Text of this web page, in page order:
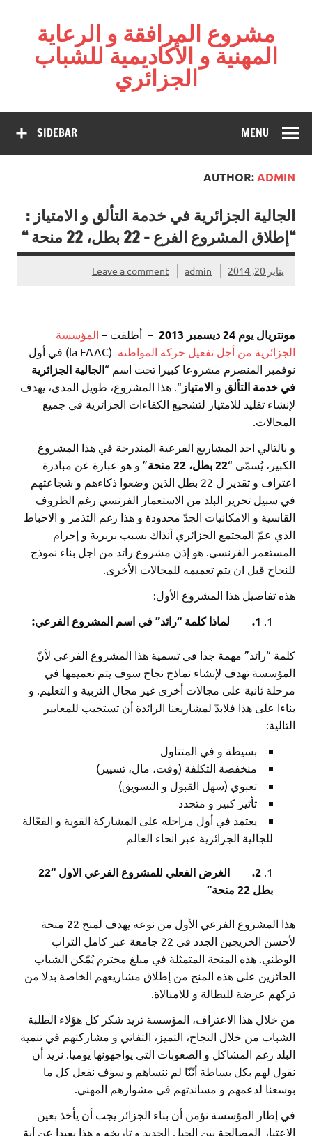
مشروع المرافقة و الرعاية
المهنية و الأكاديمية للشباب
الجزائري
Algérienne pour l'Action Citoyenne
SIDEBAR MENU
AUTHOR:ADMIN
الجالية الجزائرية في خدمة التألق و الامتياز :
“إطلاق المشروع الفرع – 22 بطل، 22 منحة “
يناير 20, 2014 admin
Leave a comment
مونتريال يوم 24ديسمبر 2013 – أطلقت – المؤسسة
الجزائرية من أجل تفعيل حركة المواطنة
(la FAAC) في أول
نوفمبر المنصرم مشروعا كبيرا تحت اسم “الجالية الجزائرية
في خدمة التألق و الامتياز “. هذا المشروع، طويل المدى، يهدف
لإنشاء تقليد للامتياز لتشجيع الكفاءات الجزائرية في جميع
المجالات.
و بالتالي احد المشاريع الفرعية المندرجة في هذا المشروع
الكبير، يُسمّى “22 بطل، 22 منحة
” و هو عبارة عن مبادرة
اعتراف و تقدير ل 22 بطل الذين وضعوا ذكاءهم و شجاعتهم
في سبيل تحرير البلد من الاستعمار الفرنسي رغم الظروف
القاسية و الامكانيات الجدّ محدودة و هذا رغم التذمر و الاحباط
الذي عمّ المجتمع الجزائري آنذاك بسبب بربرية و إجرام
المستعمر الفرنسي. هو إذن مشروع رائد من اجل بناء نموذج
للنجاح قبل ان يتم تعميمه للمجالات الأخرى.
هذه تفاصيل هذا المشروع الأول:
1. لماذا كلمة “رائد” في اسم المشروع الفرعي:
كلمة “رائد” مهمة جدا في تسمية هذا المشروع الفرعي لأنّ
المؤسسة تهدف لإنشاء نماذج نجاح سوف يتم تعميمها في
مرحلة ثانية على مجالات أخرى غير مجال التربية و التعليم. و
بناءا على هذا فلابدّ لمشاريعنا الرائدة أن تستجيب للمعايير
التالية:
بسيطة و في المتناول
منخفضة التكلفة (وقت، مال، تسيير)
تعبوي (سهل القبول و التسويق)
تأثير كبير و متجدد
يعتمد في أول مراحله على المشاركة القوية و الفعّالة
للجالية الجزائرية عبر انحاء العالم
2. الغرض الفعلي للمشروع الفرعي الاول “22
بطل 22 منحة
“
هذا المشروع الفرعي الأول من نوعه يهدف لمنح 22 منحة
لأحسن الخريجين الجدد في 22 جامعة عبر كامل التراب
الوطني. هذه المنحة المتمثلة في مبلغ محترم يُمّكن الشباب
الحائزين على هذه المنح من إطلاق مشاريعهم الخاصة بدلا من
تركهم عرضة للبطالة و للامبالاة.
من خلال هذا الاعتراف، المؤسسة تريد شكر كل هؤلاء الطلبة
الشباب من خلال النجاح، التميز، التفاني و مشاركتهم في تنمية
البلد رغم المشاكل و الصعوبات التي يواجهونها يوميا. نريد أن
نقول لهم بكل بساطة أنّنّا لم ننساهم و سوف نفعل كل ما
بوسعنا لدعمهم و مساندتهم في مشوارهم المهني.
في إطار المؤسسة نؤمن أن بناء الجزائر يجب أن يأخذ بعين
الاعتبار المصالحة بين الجيل الجديد و تاريخه و هذا بعيدا عن أية